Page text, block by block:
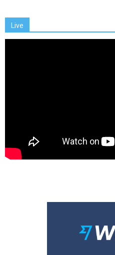
Live